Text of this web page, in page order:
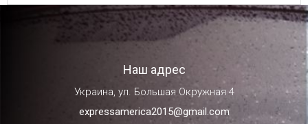
Наш адрес
Украина, ул. Большая Окружная 4
expressamerica2015@gmail.com